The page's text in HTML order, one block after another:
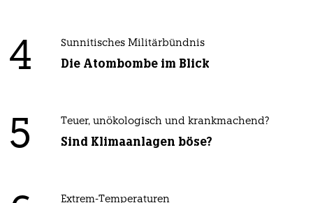
4 Sunnitisches Militärbündnis
Die Atombombe im Blick
5 Teuer, unökologisch und krankmachend?
Sind Klimaanlagen böse?
Extrem-Temperaturen